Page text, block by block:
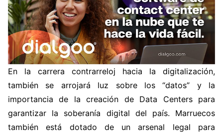
En la carrera contrarreloj hacia la digitalización,
también se arrojará luz sobre los “datos” y la
importancia de la creación de Data Centers para
garantizar la soberanía digital del país. Marruecos
también está dotado de un arsenal legal para